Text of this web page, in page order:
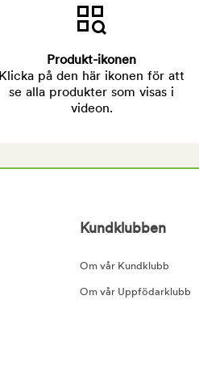
Produkt-ikonen
Klicka på den här ikonen för att
se alla produkter som visas i
videon.
Kundklubben
Om vår Kundklubb
Om vår Uppfödarklubb